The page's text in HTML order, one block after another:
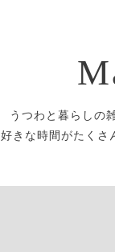
うつわと暮らしの
きな時間がたくさ